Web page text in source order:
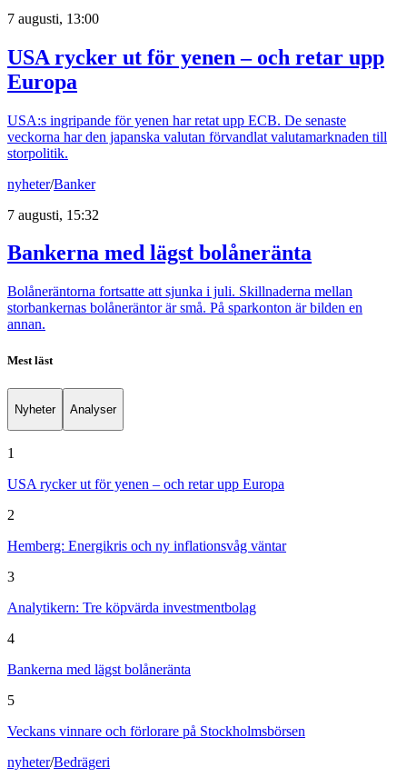
7 augusti, 13:00
USA rycker ut för yenen – och retar upp
Europa
USA:s ingripande för yenen har retat upp ECB. De senaste
veckorna har den japanska valutan förvandlat valutamarknaden till
storpolitik.
nyheter/Banker
7 augusti, 15:32
Bankerna med lägst bolåneränta
Bolåneräntorna fortsatte att sjunka i juli. Skillnaderna mellan
storbankernas bolåneräntor är små. På sparkonton är bilden en
annan.
Mest läst
Nyheter Analyser
1
USA rycker ut för yenen – och retar upp Europa
2
Hemberg: Energikris och ny inflationsvåg väntar
3
Analytikern: Tre köpvärda investmentbolag
4
Bankerna med lägst bolåneränta
5
Veckans vinnare och förlorare på Stockholmsbörsen
nyheter/Bedrägeri